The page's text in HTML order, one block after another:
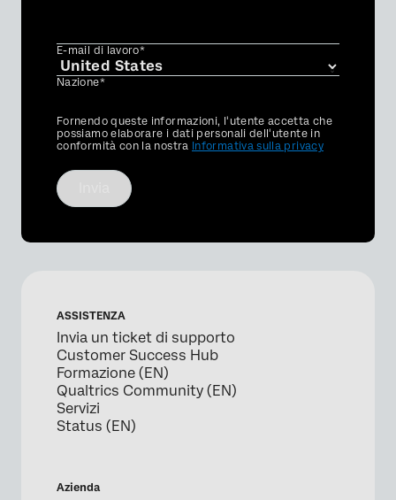
E-mail di lavoro*
Nazione*
Privacy
Optin
Fornendo queste informazioni, l'utente accetta che
possiamo elaborare i dati personali dell'utente in
conformità con la nostra Informativa sulla privacy
ASSISTENZA
Invia un ticket di supporto
Customer Success Hub
Formazione (EN)
Qualtrics Community (EN)
Servizi
Status (EN)
Azienda